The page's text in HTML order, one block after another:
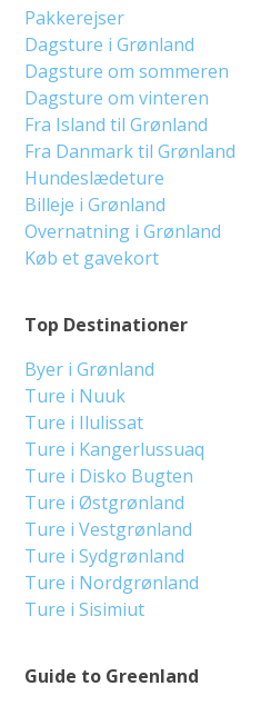
Guide to Greenland
Top Destinationer
Byer i Grønland
Ture i Nuuk
Ture i Ilulissat
Ture i Kangerlussuaq
Ture i Disko Bugten
Ture i Østgrønland
Ture i Vestgrønland
Ture i Sydgrønland
Ture i Nordgrønland
Ture i Sisimiut
Pakkerejser
Dagsture i Grønland
Dagsture om sommeren
Dagsture om vinteren
Fra Island til Grønland
Fra Danmark til Grønland
Hundeslædeture
Billeje i Grønland
Overnatning i Grønland
Køb et gavekort